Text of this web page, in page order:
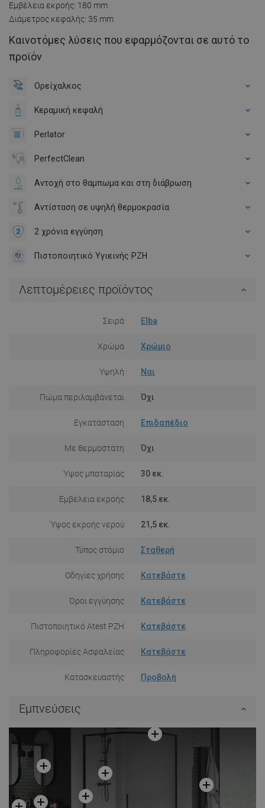
Εμβέλεια εκροής: 180 mm
Διάμετρος κεφαλής: 35 mm
Καινοτόμες λύσεις που εφαρμόζονται σε αυτό το
προϊόν
Ορείχαλκος
Κεραμική κεφαλή
Perlator
PerfectClean
Αντοχή στο θαμπωμα και στη διάβρωση
Αντίσταση σε υψηλή θερμοκρασία
2 χρόνια εγγύηση
Πιστοποιητικό Υγιεινής PZH
Λεπτομέρειες προϊόντος
Σειρά Elba
Χρώμα Χρώμιο
Υψηλή Ναι
Πώμα περιλαμβάνεται Όχι
Εγκατάσταση Επιδαπέδιο
Με θερμοστάτη Όχι
Ύψος μπαταρίας 30 εκ.
Εμβέλεια εκροής 18,5 εκ.
Ύψος εκροής νερού 21,5 εκ.
Τύπος στόμιο Σταθερή
Οδηγίες χρήσης Κατεβάστε
Όροι εγγύησης Κατεβάστε
Πιστοποιητικό Atest PZH Κατεβάστε
Πληροφορίες Ασφαλείας Κατεβάστε
Κατασκευαστής Προβολή
Εμπνεύσεις